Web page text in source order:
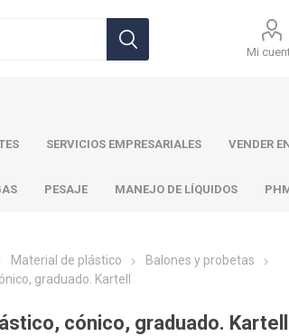
Mi
SERVICIOS EMPRESARIALES VENDER
PESAJE MANEJO DE LÍQUIDOS
Material de plástico
Balones y probetas
graduado. Kartell
cónico, graduado. Kartell